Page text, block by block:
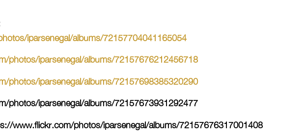
iparsenegal/albums/72157704041165054
photos/iparsenegal/albums/72157676212456718
photos/iparsenegal/albums/72157698385320290
photos/iparsenegal/albums/72157673931292477
www.flickr.com/photos/iparsenegal/albums/72157676317001408